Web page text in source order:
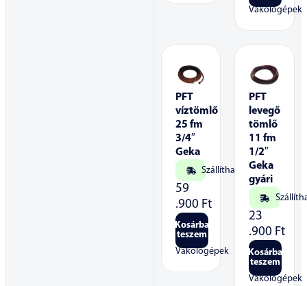
Vakológépek
PFT
víztömlő
25 fm
3/4″
Geka
Szállítható
59
.900 Ft
Kosárba
teszem
Vakológépek
PFT
levegő
tömlő
11 fm
1/2″
Geka
gyári
23
.900 Ft
Kosárba
teszem
Vakológépek